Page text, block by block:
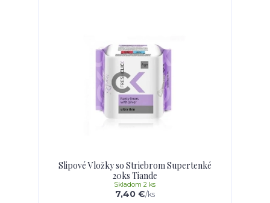
Slipové Vložky so Striebrom Supertenké
20ks Tiande
7,40 €/ks
Skladom 2 ks